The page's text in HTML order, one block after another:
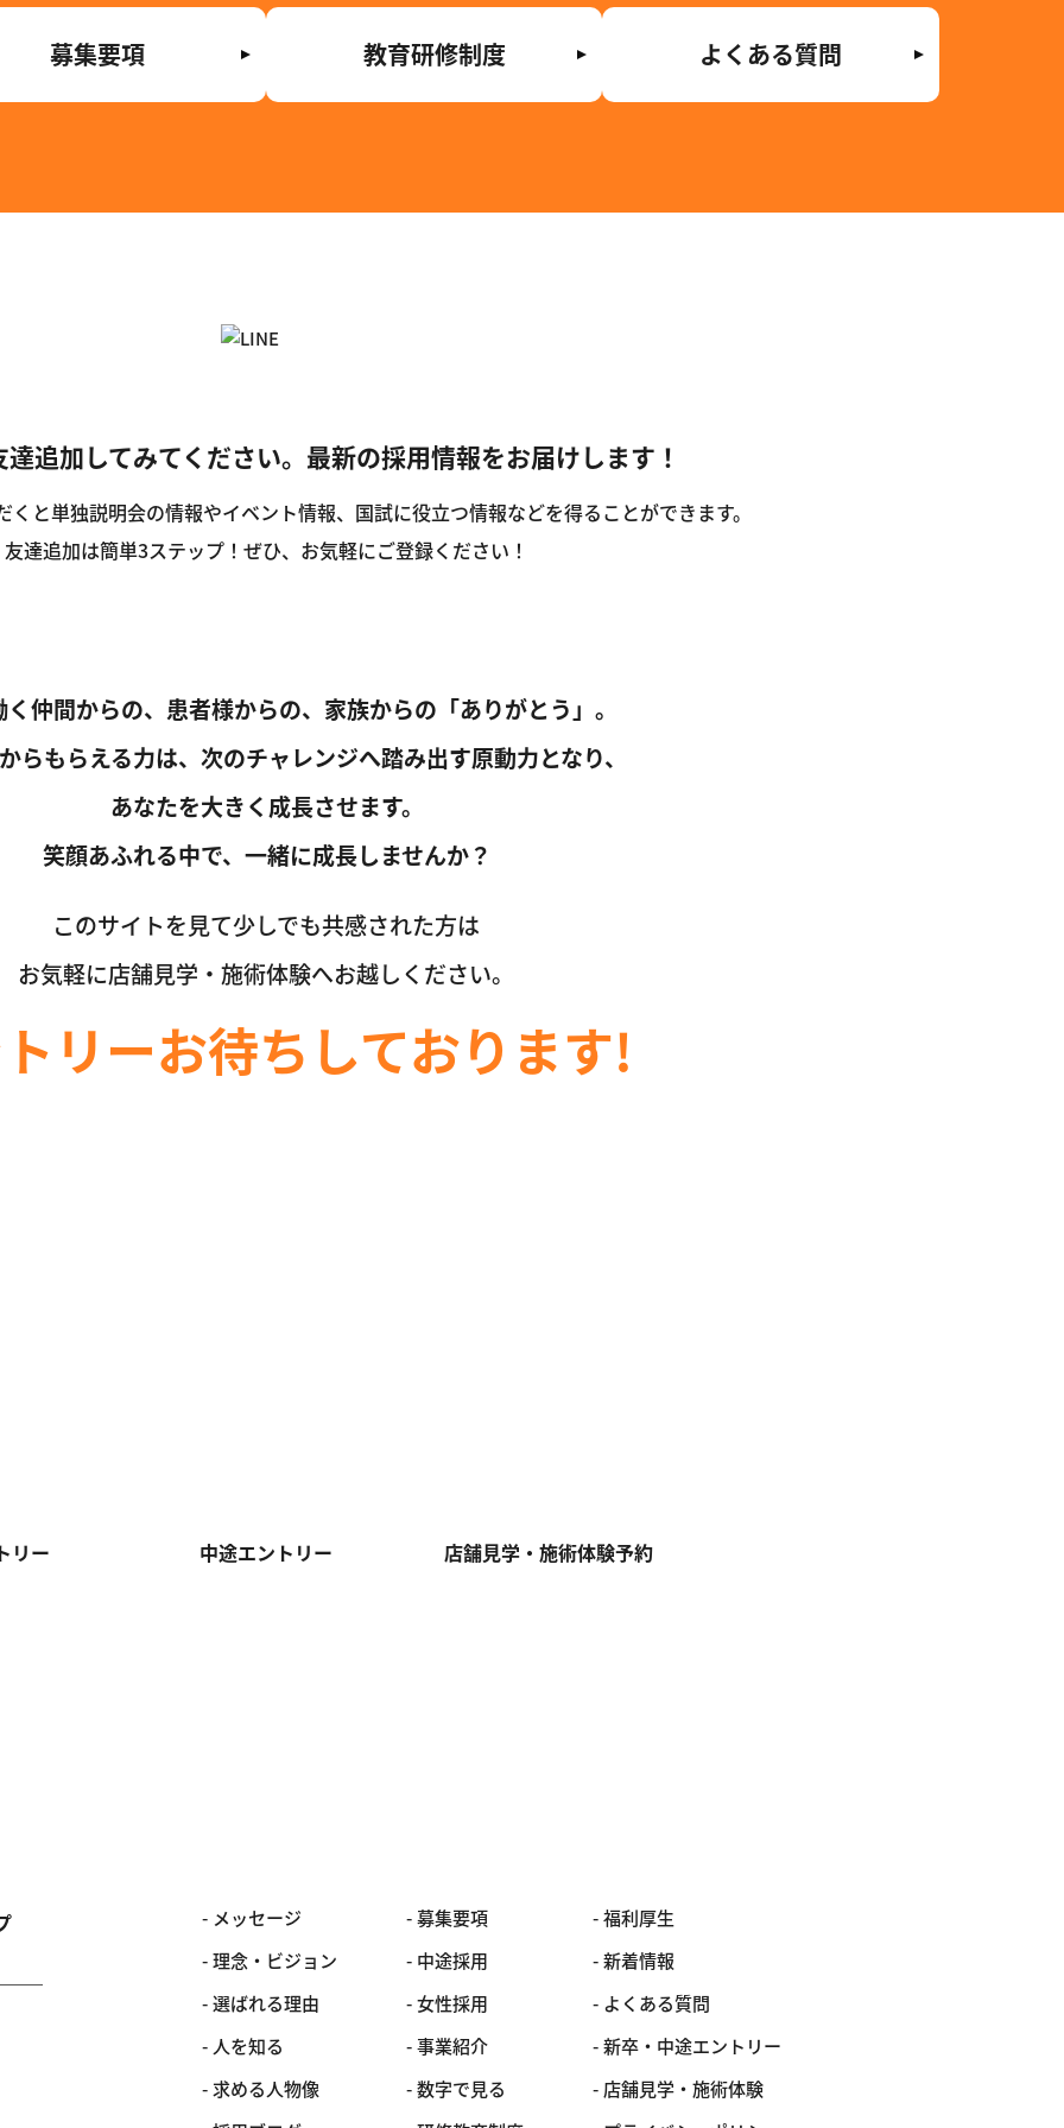
募集要項 教育研修制度 よくある質問
追加してみてください。 最新の採用情報をお届けします！
くと単独説明会の情報やイベント情報、 国試に役立つ情報などを得ることができます。
友達追加は簡単3ステップ！ ぜひ、お気軽にご登録ください！
仲間からの、患者様からの、 家族からの「ありがとう」。
らもらえる力は、 次のチャレンジへ踏み出す原動力となり、
あなたを大きく成長させます。
笑顔あふれる中で、 一緒に成長しませんか？
このサイトを見て少しでも共感された方は
お気軽に店舗見学・施術体験へお越しください。
リーお待ちしております!
リー 中途エントリー 店舗見学・施術体験予約
メッセージ
理念・ビジョン
選ばれる理由
人を知る
求める人物像
募集要項
中途採用
女性採用
事業紹介
数字で見る
福利厚生
新着情報
よくある質問
新卒・中途エントリー
店舗見学・施術体験